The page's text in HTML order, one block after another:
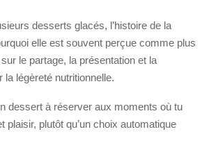
desserts glacés, l’histoire de la
elle est souvent perçue comme plus
le partage, la présentation et la
légèreté nutritionnelle.
dessert à réserver aux moments où tu
plaisir, plutôt qu’un choix automatique